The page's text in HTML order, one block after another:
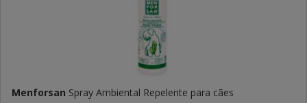
Menforsan Spray Ambiental Repelente para cães